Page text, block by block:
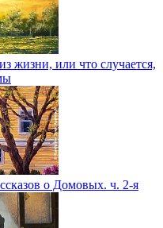
жизни, или что случается,
о Домовых. ч. 2-я